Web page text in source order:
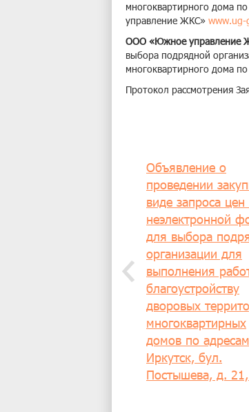
многоквартирного дома
управление ЖКС» www.ug-
ООО «Южное управление
выбора подрядной
многоквартирного дома
Протокол рассмотрения
Объявление о
проведении
виде запроса цен
неэлектронной
для выбора
организации для
выполнения
благоустройству
дворовых
многоквартирных
домов по
Иркутск, бул.
Постышева, д.